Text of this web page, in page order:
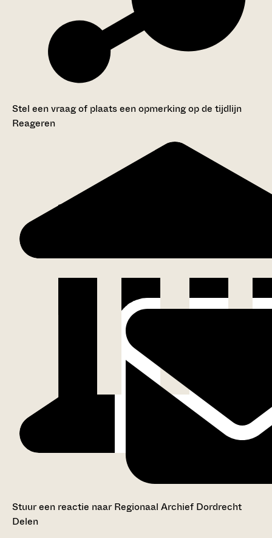
Stel een vraag of plaats een opmerking op de tijdlijn
Reageren
Stuur een reactie naar Regionaal Archief Dordrecht
Delen